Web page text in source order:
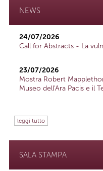
NEWS
24/07/2026
Call for Abstracts - La
23/07/2026
Mostra Robert
Museo dell'Ara Pacis e il
leggi tutto
SALA STAMPA